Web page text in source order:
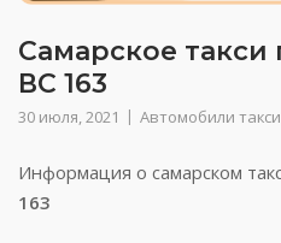
Самарское такси
ВС 163
30 июля, 2021 Автомобили такси
Информация о самарском
163